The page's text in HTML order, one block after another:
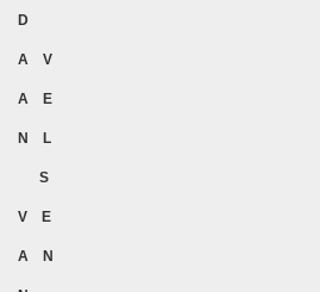
D
A V
A E
N L
S
V E
A N